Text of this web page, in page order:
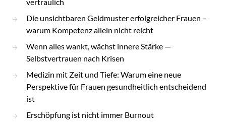
Die unsichtbaren Geldmuster erfolgreicher Frauen –
warum Kompetenz allein nicht reicht
Wenn alles wankt, wächst innere Stärke —
Selbstvertrauen nach Krisen
Medizin mit Zeit und Tiefe: Warum eine neue
Perspektive für Frauen gesundheitlich entscheidend
ist
Erschöpfung ist nicht immer Burnout